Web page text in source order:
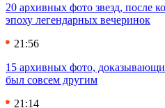
20 архивных фото звезд, после
эпоху легендарных вечеринок
21:56
15 архивных фото,
был совсем другим
21:14